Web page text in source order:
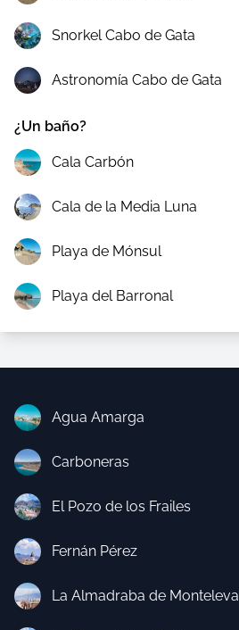
Snorkel Cabo de Gata
Astronomía Cabo de Gata
¿Un baño?
Cala Carbón
Cala de la Media Luna
Playa de Mónsul
Playa del Barronal
Agua Amarga
Carboneras
El Pozo de los Frailes
Fernán Pérez
La Almadraba de Monteleva